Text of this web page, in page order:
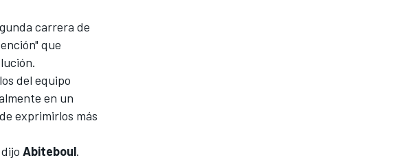
carrera de
que
del equipo
en un
exprimirlos más
Abiteboul.